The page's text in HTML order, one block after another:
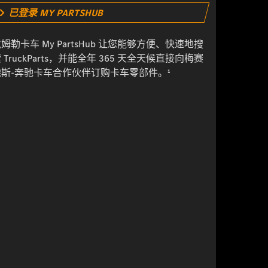
已登录 MY PARTSHUB
勒卡车 My PartsHub 让您能够方便、快速地搜
TruckParts，并能全年 365 天全天候直接向梅赛
-奔驰卡车合作伙伴订购卡车零部件。¹